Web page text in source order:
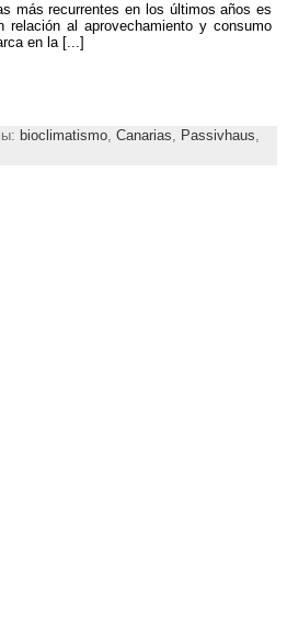
más recurrentes en los últimos años es
al aprovechamiento y consumo
en la [...]
bioclimatismo Canarias Passivhaus